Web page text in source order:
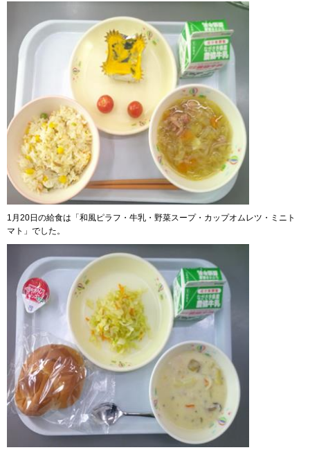
1月20日の給食は「和風ピラフ・牛乳・野菜スープ・カップオムレツ・ミニト
マト」でした。